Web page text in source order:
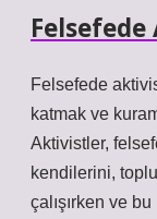
Felsefede
katmak ve
Aktivistler,
kendilerini,
çalışırken ve